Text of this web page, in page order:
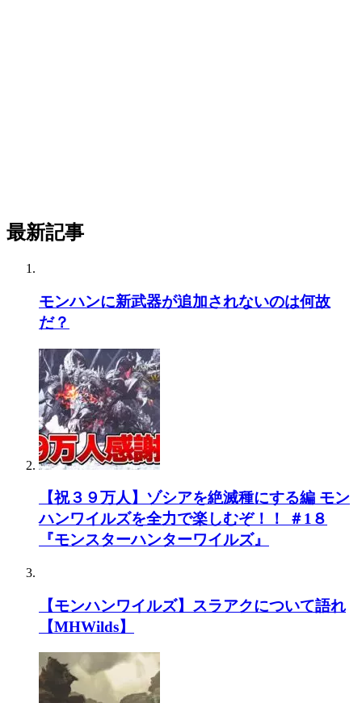
最新記事
モンハンに新武器が追加されないのは何故
だ？
【祝３９万人】ゾシアを絶滅種にする編 モン
ハンワイルズを全力で楽しむぞ！！ ＃1８
『モンスターハンターワイルズ』
【モンハンワイルズ】スラアクについて語れ
【MHWilds】